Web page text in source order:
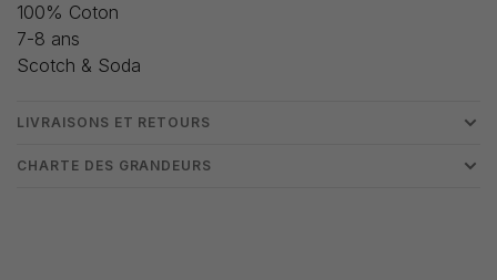
100% Coton
7-8 ans
Scotch & Soda
LIVRAISONS ET RETOURS
CHARTE DES GRANDEURS